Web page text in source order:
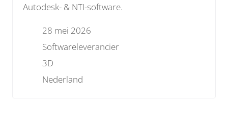
Autodesk- & NTI-software.
28 mei 2026
Softwareleverancier
3D
Nederland